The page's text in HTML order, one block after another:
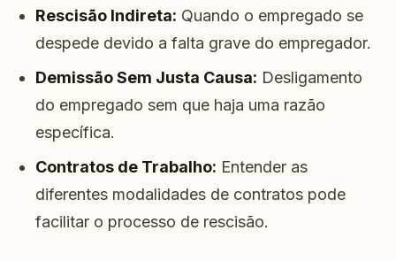
Rescisão Indireta: Quando o empregado se
despede devido a falta grave do empregador.
Demissão Sem Justa Causa: Desligamento
do empregado sem que haja uma razão
específica.
Contratos de Trabalho: Entender as
diferentes modalidades de contratos pode
facilitar o processo de rescisão.